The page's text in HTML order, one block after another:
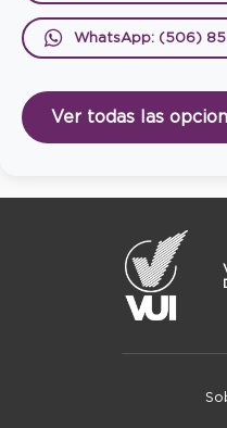
WhatsApp: (506)
Ver todas las